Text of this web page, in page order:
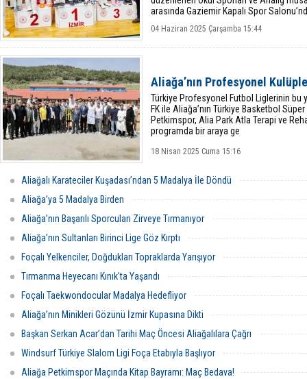
arasında Gaziemir Kapalı Spor
04 Haziran 2025 Çarşamba 15:44
Aliağa’nın Profesyonel
Türkiye Profesyonel Futbol Liglerinin bu
FK ile Aliağa’nın Türkiye Basketbol
Petkimspor, Alia Park Atla Terapi ve
programda bir araya ge
18 Nisan 2025 Cuma 15:16
Aliağalı Karateciler Kuşadası’ndan 5 Madalya İle Döndü
Aliağa’ya 5 Madalya Birden
Aliağa’nın Başarılı Sporcuları Zirveye Tırmanıyor
Aliağa’nın Sultanları Birinci Lige Göz Kırptı
Foçalı Yelkenciler, Doğdukları Topraklarda Yarışıyor
Tırmanma Heyecanı Kınık'ta Yaşandı
Foçalı Taekwondocular Madalya Hedefliyor
Aliağa’nın Minikleri Gözünü İzmir Kupasına Dikti
Başkan Serkan Acar’dan Tarihi Maç Öncesi Aliağalılara Çağrı
Windsurf Türkiye Slalom Ligi Foça Etabıyla Başlıyor
Aliağa Petkimspor Maçında Kitap Bayramı: Maç Bedava!